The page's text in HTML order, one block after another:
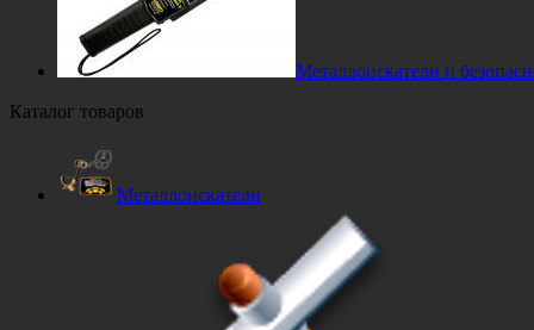
Металлоискатели и
Каталог товаров
Металлоискатели